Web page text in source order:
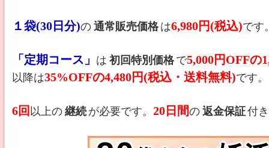
１袋(30日分)の 通常販売価格 は6,980円(税込)です
「定期コース」 は 初回特別価格 で5,000円OFFの
以降は35%OFFの4,480円(税込・送料無料)です。
6回 以上の 継続 が必要です。20日間の 返金保証付